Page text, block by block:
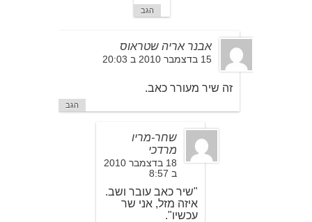
הגב
אבנר אריה שטראוס
15 בדצמבר 2010 ב 20:03
זה שיר מעורר כאב.
הגב
שחר-מריו
מרדכי
18 בדצמבר 2010
ב 8:57
"שיר כאב עובר ושב.
איזה מזל, אני שר
עכשיו".